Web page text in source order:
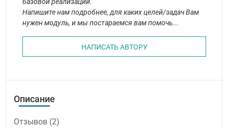
Напишите нам подробнее, для каких целей/задач Вам
нужен модуль, и мы постараемся вам помочь...
НАПИСАТЬ АВТОРУ
Описание
Отзывов (2)